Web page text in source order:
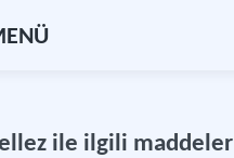
ile ilgili maddeler